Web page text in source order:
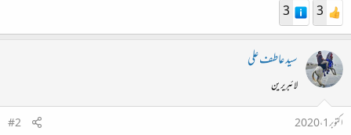
3
3
سید عاطف علی
لائبریرین
اکتوبر 1، 2020
#2